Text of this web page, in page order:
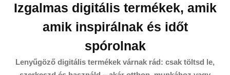
Izgalmas digitális termékek, amik
amik inspirálnak és időt
spórolnak
Lenyűgöző digitális termékek várnak rád: csak töltsd le,